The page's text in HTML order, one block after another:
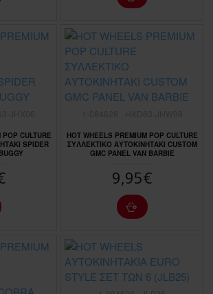
CULTURE
SPIDER
HOT WHEELS PREMIUM POP CULTURE
ΣΥΛΛΕΚΤΙΚΟ ΑΥΤΟΚΙΝΗΤΑΚΙ CUSTOM
GMC PANEL VAN BARBIE
9,95€